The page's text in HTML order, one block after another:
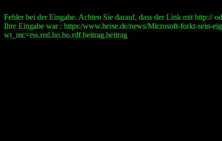
Fehler bei der Eingabe. Achten Sie darauf, dass der Link mit http://
Ihre Eingabe war : https:/www.heise.de/news/Microsoft-forkt-sein-
wt_mc=rss.red.ho.ho.rdf.beitrag.beitrag